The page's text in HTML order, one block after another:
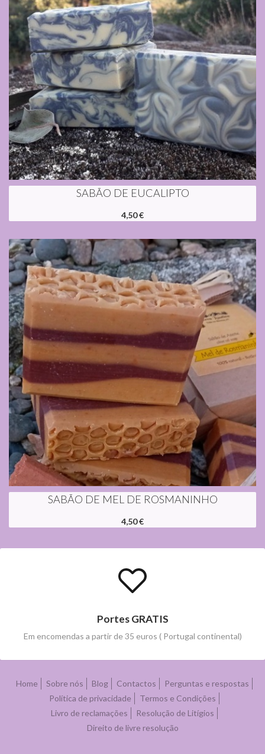
SABÃO DE EUCALIPTO
4,50 €
SABÃO DE MEL DE ROSMANINHO
4,50 €
Portes GRATIS
Em encomendas a partir de 35 euros ( Portugal continental)
Home Sobre nós Blog Contactos
Perguntas e respostas
Política de privacidade
Termos e Condições
Livro de reclamações
Resolução de Litígios
Direito de livre resolução